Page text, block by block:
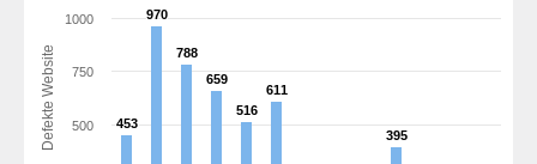
Defekte Website 453
453
970
970
788
788
659
659
516
516
611
611
395
395
500
750
1000